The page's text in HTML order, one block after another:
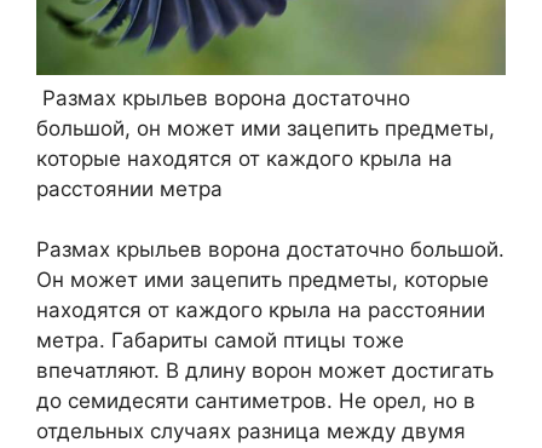
Размах крыльев ворона достаточно
большой, он может ими зацепить предметы,
которые находятся от каждого крыла на
расстоянии метра
Размах крыльев ворона достаточно большой.
Он может ими зацепить предметы, которые
находятся от каждого крыла на расстоянии
метра. Габариты самой птицы тоже
впечатляют. В длину ворон может достигать
до семидесяти сантиметров. Не орел, но в
отдельных случаях разница между двумя